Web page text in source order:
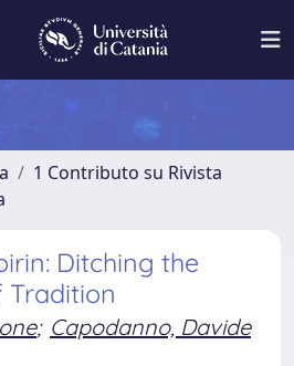
1 Contributo su Rivista
Ditching the
Tradition
; Capodanno, Davide